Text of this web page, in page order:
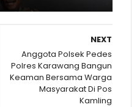
NEXT
Anggota Polsek Pedes
Polres Karawang Bangun
Keaman Bersama Warga
Masyarakat Di Pos
Kamling